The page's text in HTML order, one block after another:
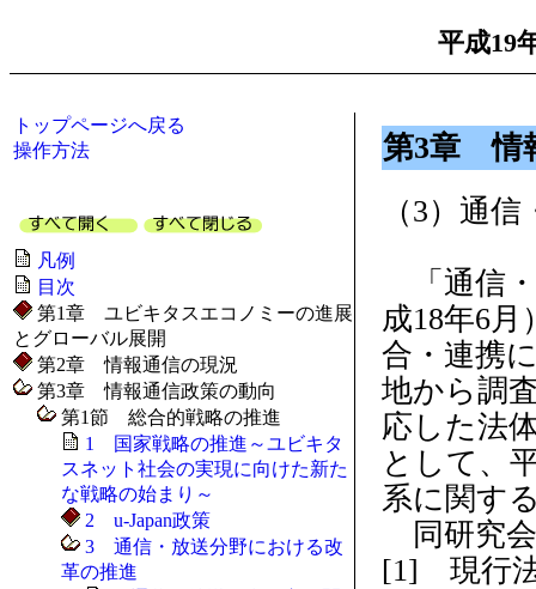
平成19
トップページへ戻る
操作方法
凡例
目次
第1章 ユビキタスエコノミーの進展
とグローバル展開
第2章 情報通信の現況
第3章 情報通信政策の動向
第1節 総合的戦略の推進
1 国家戦略の推進～ユビキタ
スネット社会の実現に向けた新た
な戦略の始まり～
2 u-Japan政策
3 通信・放送分野における改
革の推進
第3章 情
（3）通
「通信・
成18年6
合・連携
地から調
応した法
として、
系に関す
同研究
[1] 現行